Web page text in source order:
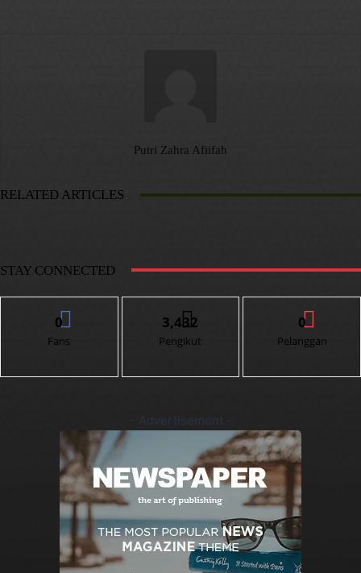
Putri Zahra Afiifah
RELATED ARTICLES
STAY CONNECTED
0
Fans
3,432
Pengikut
0
Pelanggan
- Advertisement -